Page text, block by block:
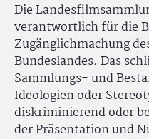
Die
verantwortlich für die
Zugänglichmachung
Bundeslandes. Das
Sammlungs- und
Ideologien oder
diskriminierend oder
der Präsentation und